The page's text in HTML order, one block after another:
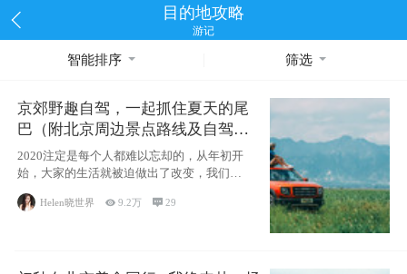
目的地攻略
游记
智能排序 筛选
京郊野趣自驾，一起抓住夏天的尾
巴（附北京周边景点路线及自驾攻
略）
2020注定是每个人都难以忘却的，从年初开
始，大家的生活就被迫做出了改变，我们也
不例外。本来双双辞职是为
Helen晓世界 9.2万 29